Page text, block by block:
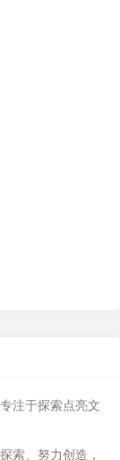
注于探索点亮文
索、努力创造，